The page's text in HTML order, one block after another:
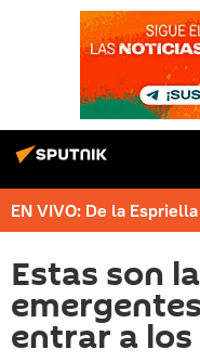
EN VIVO: De la
Estas son
entrar a los